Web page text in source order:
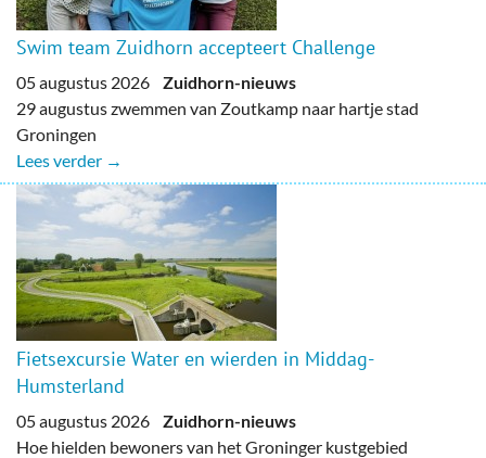
Swim team Zuidhorn accepteert Challenge
05 augustus 2026 Zuidhorn-nieuws
29 augustus zwemmen van Zoutkamp naar hartje stad
Groningen
Lees verder →
Fietsexcursie Water en wierden in Middag-
Humsterland
05 augustus 2026 Zuidhorn-nieuws
Hoe hielden bewoners van het Groninger kustgebied